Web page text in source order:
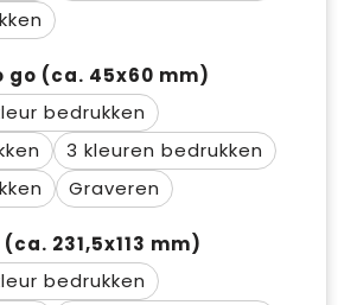
go (ca. 45x60 mm)
3
Graveren
231,5x113 mm)